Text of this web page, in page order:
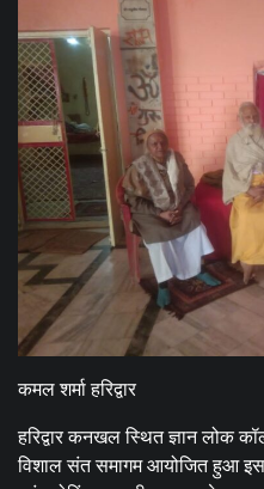
कमल शर्मा हरिद्वार
हरिद्वार कनखल स्थित ज्ञान लोक
विशाल संत समागम आयोजित हुआ